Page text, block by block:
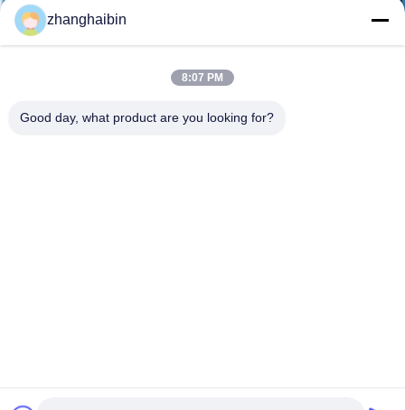
Senden Sie
zhanghaibin
8:07 PM
Good day, what product are you looking for?